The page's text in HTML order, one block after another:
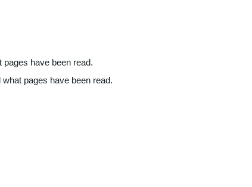
have been read.
pages have been read.